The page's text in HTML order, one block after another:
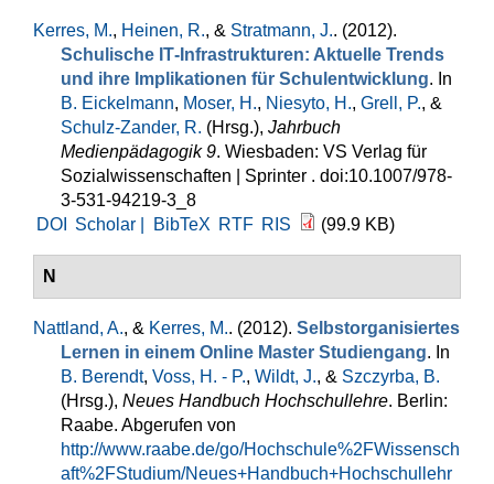
Kerres, M., Heinen, R., & Stratmann, J.. (2012).
Schulische IT‐Infrastrukturen: Aktuelle Trends
und ihre Implikationen für Schulentwicklung. In
B. Eickelmann, Moser, H., Niesyto, H., Grell, P., &
Schulz-Zander, R. (Hrsg.), Jahrbuch
Medienpädagogik 9. Wiesbaden: VS Verlag für
Sozialwissenschaften | Sprinter . doi:10.1007/978-
3-531-94219-3_8
DOI
Scholar | BibTeX RTF RIS (99.9 KB)
N
Nattland, A., & Kerres, M.. (2012). Selbstorganisiertes
Lernen in einem Online Master Studiengang. In
B. Berendt, Voss, H. - P., Wildt, J., & Szczyrba, B.
(Hrsg.), Neues Handbuch Hochschullehre. Berlin:
Raabe. Abgerufen von
http://www.raabe.de/go/Hochschule%2FWissensch
aft%2FStudium/Neues+Handbuch+Hochschullehr